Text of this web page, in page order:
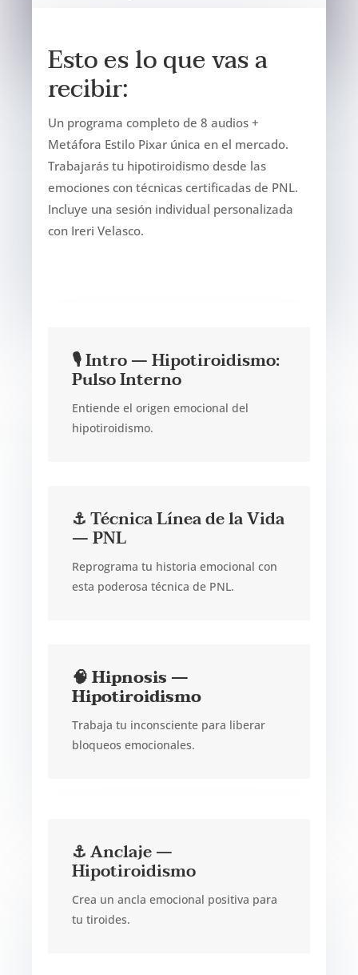
Esto es lo que vas a
recibir:
Un programa completo de 8 audios +
Metáfora Estilo Pixar única en el mercado.
Trabajarás tu hipotiroidismo desde las
emociones con técnicas certificadas de PNL.
Incluye una sesión individual personalizada
con Ireri Velasco.
🎙️ Intro — Hipotiroidismo:
Pulso Interno
Entiende el origen emocional del
hipotiroidismo.
⚓ Técnica Línea de la Vida
— PNL
Reprograma tu historia emocional con
esta poderosa técnica de PNL.
🧠 Hipnosis —
Hipotiroidismo
Trabaja tu inconsciente para liberar
bloqueos emocionales.
⚓ Anclaje —
Hipotiroidismo
Crea un ancla emocional positiva para
tu tiroides.